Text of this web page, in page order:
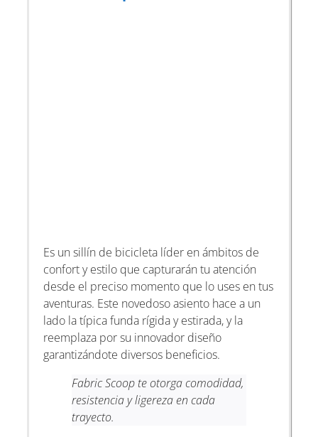
Es un sillín de bicicleta líder en ámbitos de
confort y estilo que capturarán tu atención
desde el preciso momento que lo uses en tus
aventuras. Este novedoso asiento hace a un
lado la típica funda rígida y estirada, y la
reemplaza por su innovador diseño
garantizándote diversos beneficios.
Fabric Scoop te otorga comodidad,
resistencia y ligereza en cada
trayecto.